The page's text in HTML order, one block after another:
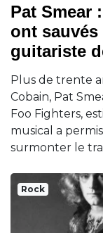
Pat Smear
ont
guitariste
Plus de trente
Cobain, Pat
Foo Fighters,
musical a
surmonter le
Rock